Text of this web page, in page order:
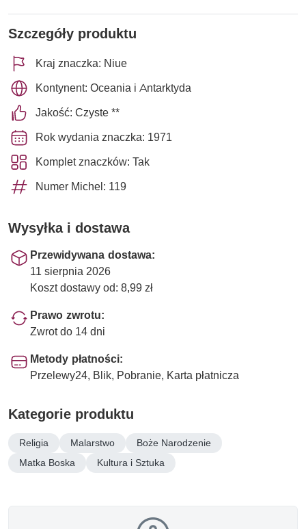
Szczegóły produktu
Kraj znaczka: Niue
Kontynent: Oceania i Antarktyda
Jakość: Czyste **
Rok wydania znaczka: 1971
Komplet znaczków: Tak
Numer Michel: 119
Wysyłka i dostawa
Przewidywana dostawa:
11 sierpnia 2026
Koszt dostawy od: 8,99 zł
Prawo zwrotu:
Zwrot do 14 dni
Metody płatności:
Przelewy24, Blik, Pobranie, Karta płatnicza
Kategorie produktu
Religia Malarstwo
Boże Narodzenie
Matka Boska
Kultura i Sztuka